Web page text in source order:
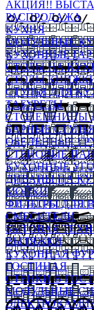
АКЦИЯ!!
РАСПРОДАЖА
КУХНЯ
МОДУЛЬНЫЕ
КУХОННЫЕ
СТОЛЫ НА
СТОЛЫ
СТУЛЬЯ ДЛЯ
ТАБУРЕТЫ
СТОЛЕШНИЦЫ
БАРНЫЕ
ОБЕДЕННЫЕ
СТЕНОВЫЕ
КУХОННЫЕ
ДИВАНЫ НА
МОЙКИ
ФИЛЬТРЫ ДЛЯ
СМЕСИТЕЛИ
БЫТОВАЯ
ВЫТЯЖКИ
КУХОННАЯ
ГОСТИНАЯ
СТЕНКИ В
МОДУЛЬНЫЕ